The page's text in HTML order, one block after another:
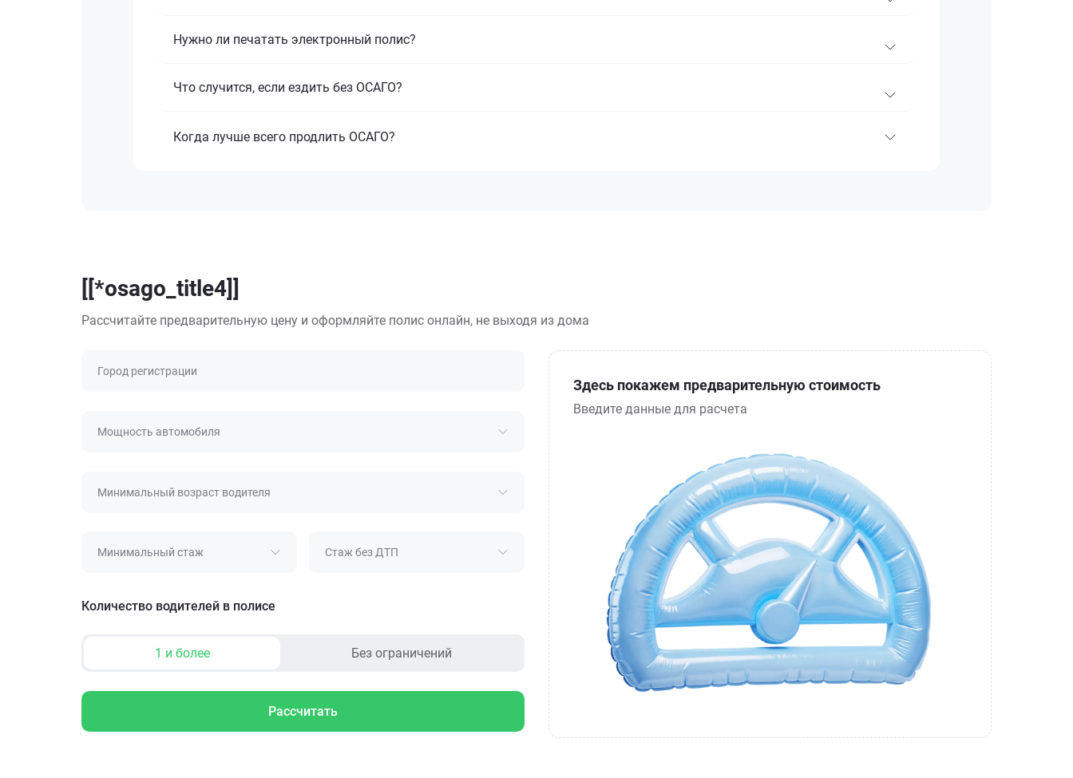
Нужно ли печатать электронный полис?
Что случится, если ездить без ОСАГО?
Когда лучше всего продлить ОСАГО?
[[*osago_title4]]
Рассчитайте предварительную цену и оформляйте полис онлайн, не выходя из дома
Город регистрации
Мощность автомобиля
Минимальный возраст водителя
Минимальный стаж Стаж без ДТП
Количество водителей в полисе
1 и более Без ограничений
Рассчитать
Здесь покажем предварительную стоимость
Введите данные для расчета